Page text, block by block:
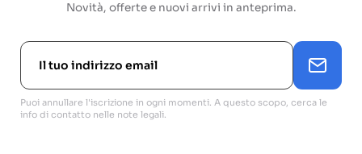
Novità, offerte e nuovi arrivi in anteprima.
Puoi annullare l'iscrizione in ogni momenti. A questo scopo, cerca le
info di contatto nelle note legali.